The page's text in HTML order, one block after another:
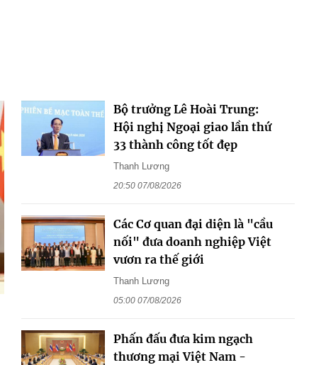
Bộ trưởng Lê Hoài Trung:
Hội nghị Ngoại giao lần thứ
33 thành công tốt đẹp
Thanh Lương
20:50 07/08/2026
Các Cơ quan đại diện là "cầu
nối" đưa doanh nghiệp Việt
vươn ra thế giới
Thanh Lương
05:00 07/08/2026
Phấn đấu đưa kim ngạch
thương mại Việt Nam -